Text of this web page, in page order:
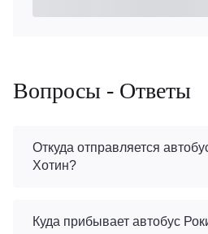
Вопросы - Ответы
Откуда отправляется
Хотин?
Куда прибывает автобус